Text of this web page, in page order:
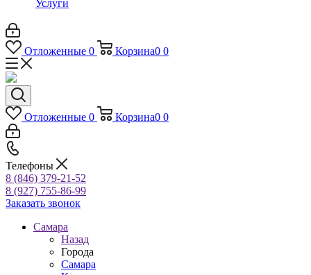
Услуги
Отложенные 0 Корзина0 0
Отложенные 0 Корзина0 0
Телефоны
8 (846) 379-21-52
8 (927) 755-86-99
Заказать звонок
Самара
Назад
Города
Самара